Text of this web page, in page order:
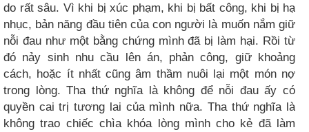
do rất sâu. Vì khi bị xúc phạm, khi bị bất công, khi bị hạ
nhục, bản năng đầu tiên của con người là muốn nắm giữ
nỗi đau như một bằng chứng mình đã bị làm hại. Rồi từ
đó nảy sinh nhu cầu lên án, phản công, giữ khoảng
cách, hoặc ít nhất cũng âm thầm nuôi lại một món nợ
trong lòng. Tha thứ nghĩa là không để nỗi đau ấy có
quyền cai trị tương lai của mình nữa. Tha thứ nghĩa là
không trao chiếc chìa khóa lòng mình cho kẻ đã làm